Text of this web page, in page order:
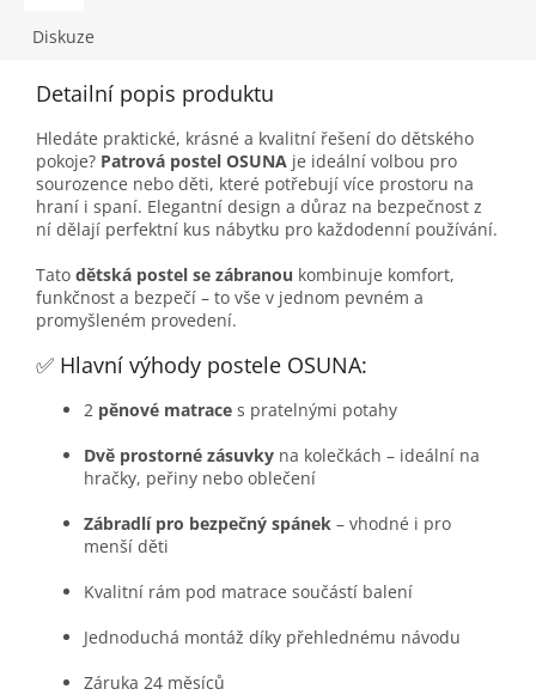
Diskuze
Detailní popis produktu
Hledáte praktické, krásné a kvalitní řešení do dětského
pokoje? Patrová postel OSUNA je ideální volbou pro
sourozence nebo děti, které potřebují více prostoru na
hraní i spaní. Elegantní design a důraz na bezpečnost z
ní dělají perfektní kus nábytku pro každodenní používání.
Tato dětská postel se zábranou kombinuje komfort,
funkčnost a bezpečí – to vše v jednom pevném a
promyšleném provedení.
✅ Hlavní výhody postele OSUNA:
2 pěnové matrace s pratelnými potahy
Dvě prostorné zásuvky na kolečkách – ideální na
hračky, peřiny nebo oblečení
Zábradlí pro bezpečný spánek – vhodné i pro
menší děti
Kvalitní rám pod matrace součástí balení
Jednoduchá montáž díky přehlednému návodu
Záruka 24 měsíců